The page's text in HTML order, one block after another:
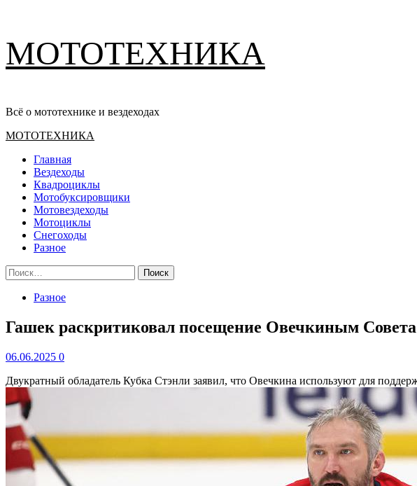
содержимому
МОТОТЕХНИКА
Всё о мототехнике и вездеходах
Основное
МОТОТЕХНИКА
Главная
Вездеходы
Квадроциклы
Мотобуксировщики
Мотовездеходы
Мотоциклы
Снегоходы
Разное
Найти:
Разное
Гашек раскритиковал посещение Овечкиным
06.06.2025 0
Двукратный обладатель Кубка Стэнли заявил, что Овечкина используют для